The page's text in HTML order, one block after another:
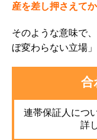
産を差し押さえて
そのような意味で、
ぼ変わらない立場」
合
連帯保証人につ
詳